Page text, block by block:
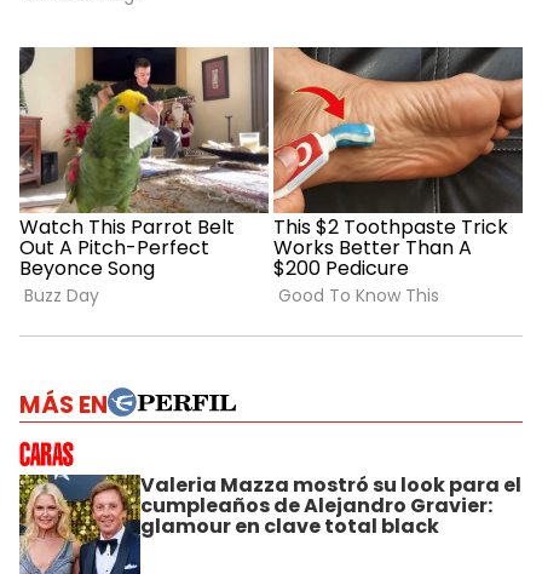
MÁS EN
Valeria Mazza mostró su look para el
cumpleaños de Alejandro Gravier:
glamour en clave total black